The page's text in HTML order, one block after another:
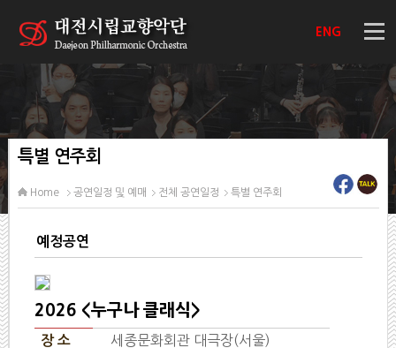
ENG
특별 연주회
Home 공연일정 및 예매 전체 공연일정 특별 연주회
예정공연
2026 <누구나 클래식>
장 소 세종문화회관 대극장(서울)